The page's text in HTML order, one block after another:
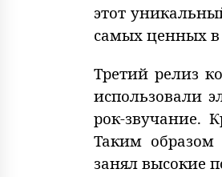
этот
самых ценных
Третий релиз
использовали
рок-звучание.
Таким образом
занял высокие